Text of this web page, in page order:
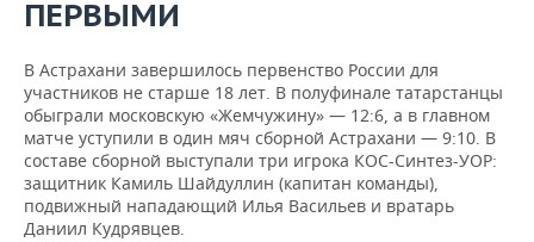
ПЕРВЫМИ
В Астрахани завершилось первенство России для
участников не старше 18 лет. В полуфинале татарстанцы
обыграли московскую «Жемчужину» — 12:6, а в главном
матче уступили в один мяч сборной Астрахани — 9:10. В
составе сборной выступали три игрока КОС-Синтез-УОР:
защитник Камиль Шайдуллин (капитан команды),
подвижный нападающий Илья Васильев и вратарь
Даниил Кудрявцев.